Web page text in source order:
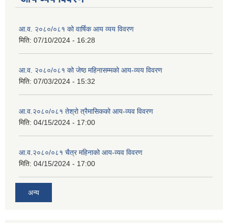
आ.व. २०८०/०८१ को वार्षिक आय व्यय विवरण
मिति: 07/10/2024 - 16:28
आ.व. २०८०/०८१ को जेष्ठ महिनासम्मको आय-व्यय विवरण
मिति: 07/03/2024 - 15:32
आ.व.२०८०/०८१ तेश्रो त्रैमासिकको आय-व्यव विवरण
मिति: 04/15/2024 - 17:00
आ.व.२०८०/०८१ चैत्र महिनाको आय-व्यव विवरण
मिति: 04/15/2024 - 17:00
अन्य